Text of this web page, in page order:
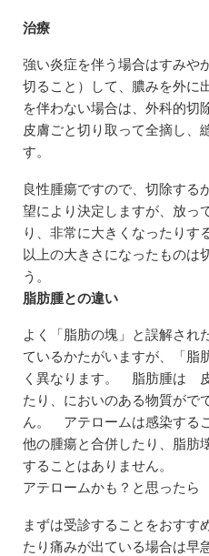
治療
強い炎症を伴う場合はすみや
切ること）して、膿みを外に
を伴わない場合は、外科的切
皮膚ごと切り取って全摘し、
す。
良性腫瘍ですので、切除する
望により決定しますが、放っ
り、非常に大きくなったりす
以上の大きさになったものは
う。
脂肪腫との違い
よく「脂肪の塊」と誤解され
ているかたがいますが、「脂
く異なります。 脂肪腫は
たり、においのある物質がで
ん。 アテロームは感染する
他の腫瘍と合併したり、脂肪
することはありません。
アテロームかも？と思ったら
まずは受診することをおす
たり痛みが出ている場合は早